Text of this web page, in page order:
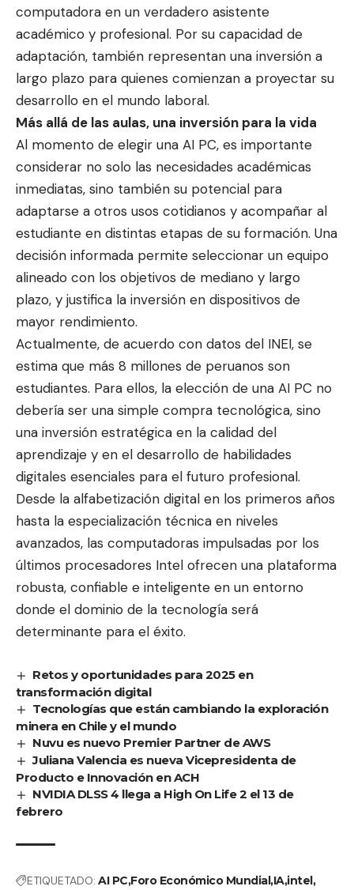
computadora en un verdadero asistente
académico y profesional. Por su capacidad de
adaptación, también representan una inversión a
largo plazo para quienes comienzan a proyectar su
desarrollo en el mundo laboral.
Más allá de las aulas, una inversión para la vida
Al momento de elegir una AI PC, es importante
considerar no solo las necesidades académicas
inmediatas, sino también su potencial para
adaptarse a otros usos cotidianos y acompañar al
estudiante en distintas etapas de su formación. Una
decisión informada permite seleccionar un equipo
alineado con los objetivos de mediano y largo
plazo, y justifica la inversión en dispositivos de
mayor rendimiento.
Actualmente, de acuerdo con datos del INEI, se
estima que más 8 millones de peruanos son
estudiantes. Para ellos, la elección de una AI PC no
debería ser una simple compra tecnológica, sino
una inversión estratégica en la calidad del
aprendizaje y en el desarrollo de habilidades
digitales esenciales para el futuro profesional.
Desde la alfabetización digital en los primeros años
hasta la especialización técnica en niveles
avanzados, las computadoras impulsadas por los
últimos procesadores Intel ofrecen una plataforma
robusta, confiable e inteligente en un entorno
donde el dominio de la tecnología será
determinante para el éxito.
Retos y oportunidades para 2025 en
transformación digital
Tecnologías que están cambiando la exploración
minera en Chile y el mundo
Nuvu es nuevo Premier Partner de AWS
Juliana Valencia es nueva Vicepresidenta de
Producto e Innovación en ACH
NVIDIA DLSS 4 llega a High On Life 2 el 13 de
febrero
ETIQUETADO: AI PC Foro Económico MundialIAintel